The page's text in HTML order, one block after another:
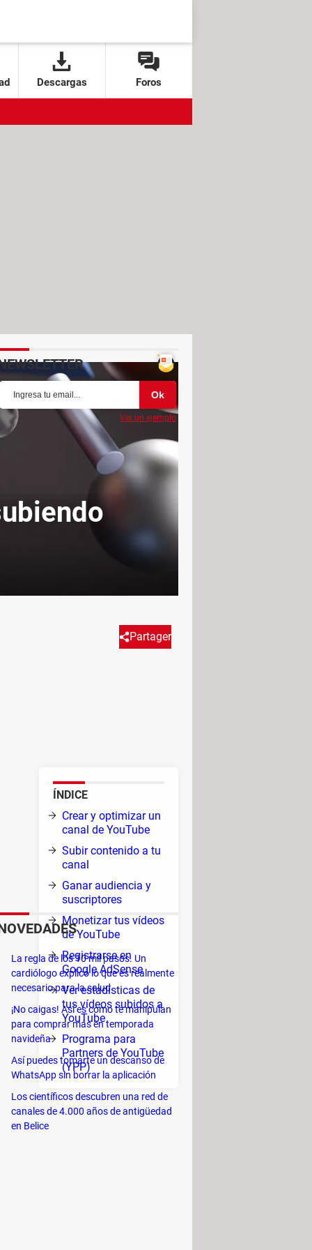
Descargas Foros
Partager
ello, debes unirte al
tu canal debe tener como
ajustarse a las normas y
ÍNDICE
Crear y optimizar un
canal de YouTube
Subir contenido a tu
canal
Ganar audiencia y
suscriptores
Monetizar tus vídeos
de YouTube
Registrarse en
Google AdSense
Ver estadísticas de
tus vídeos subidos a
YouTube
Programa para
Partners de YouTube
(YPP)
de
a
el
Ver un ejemplo
La regla de los 10 mil pasos. Un
cardiólogo explicó lo que es realmente
necesario para la salud
¡No caigas! Así es como te manipulan
para comprar más en temporada
navideña
Así puedes tomarte un descanso de
WhatsApp sin borrar la aplicación
Los científicos descubren una red de
canales de 4.000 años de antigüedad
en Belice